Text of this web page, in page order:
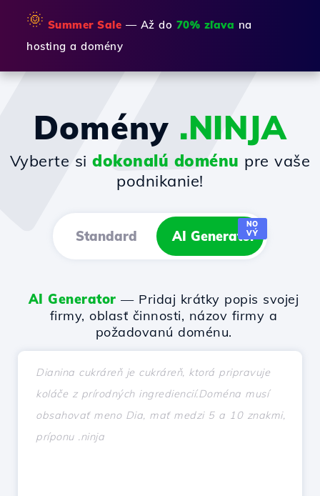
🌞 Summer Sale — Až do 70% zľava na
hosting a domény
Domény .NINJA
Vyberte sidokonalú doménu pre vaše
podnikanie!
Standard AI Generator
NO
VÝ
AI Generator — Pridaj krátky popis svojej
firmy, oblasť činnosti, názov firmy a
požadovanú doménu.